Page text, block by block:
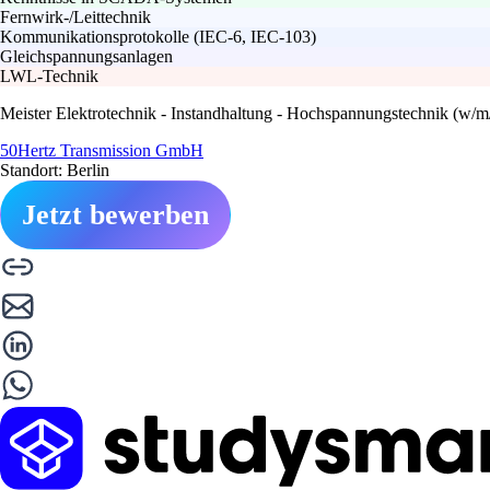
Fernwirk-/Leittechnik
Kommunikationsprotokolle (IEC-6, IEC-103)
Gleichspannungsanlagen
LWL-Technik
Meister Elektrotechnik - Instandhaltung - Hochspannungstechnik (w/
50Hertz Transmission GmbH
Standort: Berlin
Jetzt bewerben